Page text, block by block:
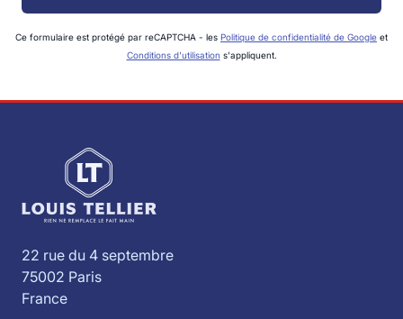
Ce formulaire est protégé par reCAPTCHA - les Politique de confidentialité de Google et
Conditions d'utilisation s'appliquent.
22 rue du 4 septembre
75002 Paris
France